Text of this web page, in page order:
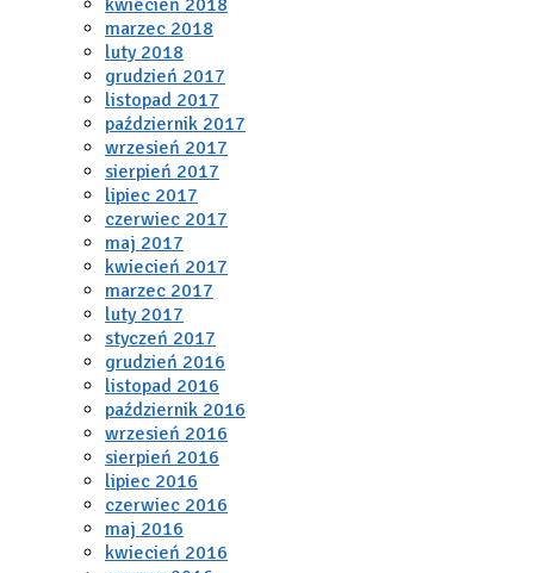
marzec 2018
luty 2018
grudzień 2017
listopad 2017
październik 2017
wrzesień 2017
sierpień 2017
lipiec 2017
czerwiec 2017
maj 2017
kwiecień 2017
marzec 2017
luty 2017
styczeń 2017
grudzień 2016
listopad 2016
październik 2016
wrzesień 2016
sierpień 2016
lipiec 2016
czerwiec 2016
maj 2016
kwiecień 2016